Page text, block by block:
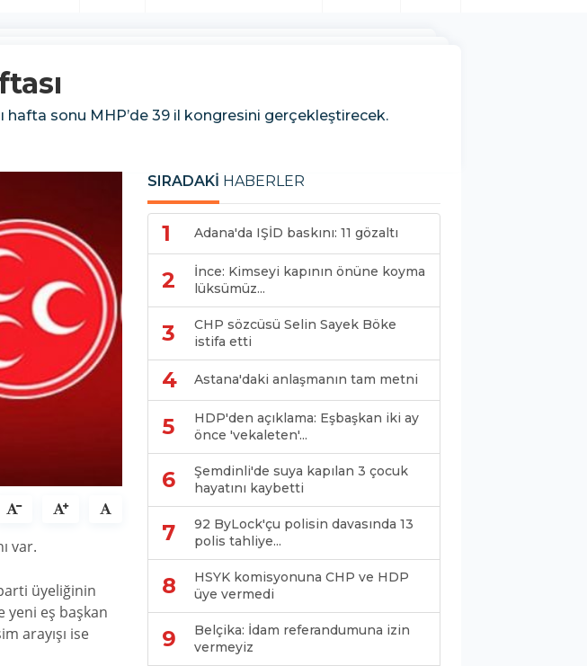
hafta sonu MHP’de 39 il kongresini gerçekleştirecek.
var.
üyeliğinin
yeni eş başkan
arayışı ise
SIRADAKİ HABERLER
1 Adana'da IŞİD baskını: 11 gözaltı
2
İnce: Kimseyi kapının önüne koyma
lüksümüz...
3
CHP sözcüsü Selin Sayek Böke
istifa etti
4 Astana'daki anlaşmanın tam metni
5
HDP'den açıklama: Eşbaşkan iki ay
önce 'vekaleten'...
6
Şemdinli'de suya kapılan 3 çocuk
hayatını kaybetti
7
92 ByLock'çu polisin davasında 13
polis tahliye...
8
HSYK komisyonuna CHP ve HDP
üye vermedi
9
Belçika: İdam referandumuna izin
vermeyiz